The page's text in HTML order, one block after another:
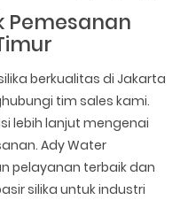
Pemesanan
berkualitas di Jakarta
tim sales kami.
lebih lanjut mengenai
Ady Water
pelayanan terbaik dan
silika untuk industri